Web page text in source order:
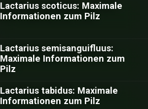
Lactarius scoticus: Maximale
Informationen zum Pilz
Lactarius semisanguifluus:
Maximale Informationen zum
Pilz
Lactarius tabidus: Maximale
Informationen zum Pilz